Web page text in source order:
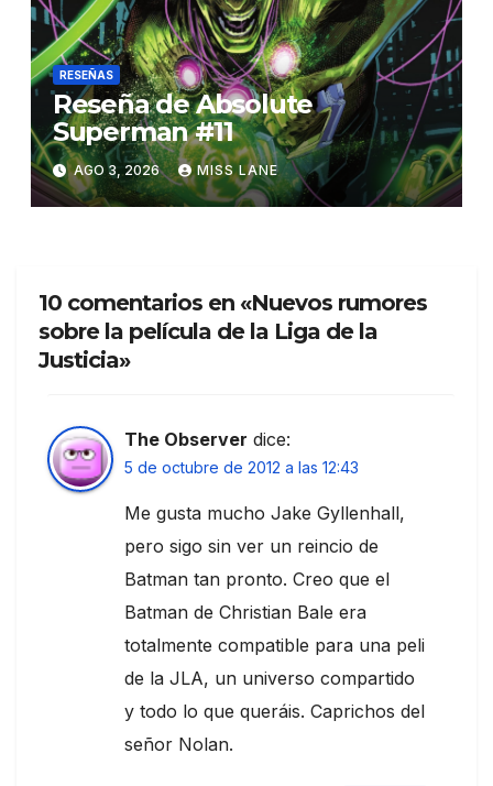
RESEÑAS
Reseña de Absolute
Superman #11
AGO 3, 2026 MISS LANE
10 comentarios en «Nuevos rumores
sobre la película de la Liga de la
Justicia»
The Observer dice:
5 de octubre de 2012 a las 12:43
Me gusta mucho Jake Gyllenhall,
pero sigo sin ver un reincio de
Batman tan pronto. Creo que el
Batman de Christian Bale era
totalmente compatible para una peli
de la JLA, un universo compartido
y todo lo que queráis. Caprichos del
señor Nolan.